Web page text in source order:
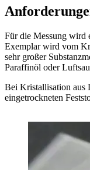
Für die Messung wird
Exemplar wird vom
sehr großer
Paraffinöl oder
Bei Kristallisation aus
eingetrockneten